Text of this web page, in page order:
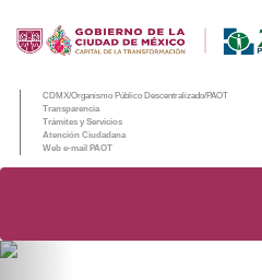
CDMX/Organismo Público Descentralizado/PAOT
Transparencia
Trámites y Servicios
Atención Ciudadana
Web e-mail PAOT